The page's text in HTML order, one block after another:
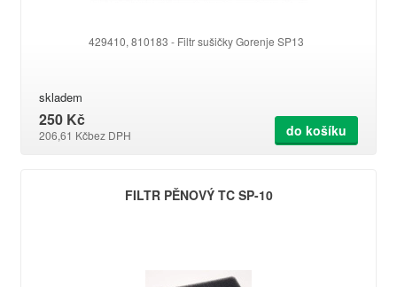
429410, 810183 - Filtr sušičky Gorenje SP13
skladem
250 Kč
206,61 Kčbez DPH do košíku
FILTR PĚNOVÝ TC SP-10